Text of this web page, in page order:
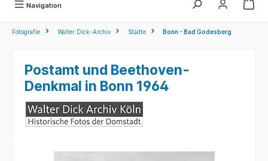
Navigation
Fotografie Walter Dick-Archiv Städte Bonn - Bad Godesberg
Postamt und Beethoven-
Denkmal in Bonn 1964